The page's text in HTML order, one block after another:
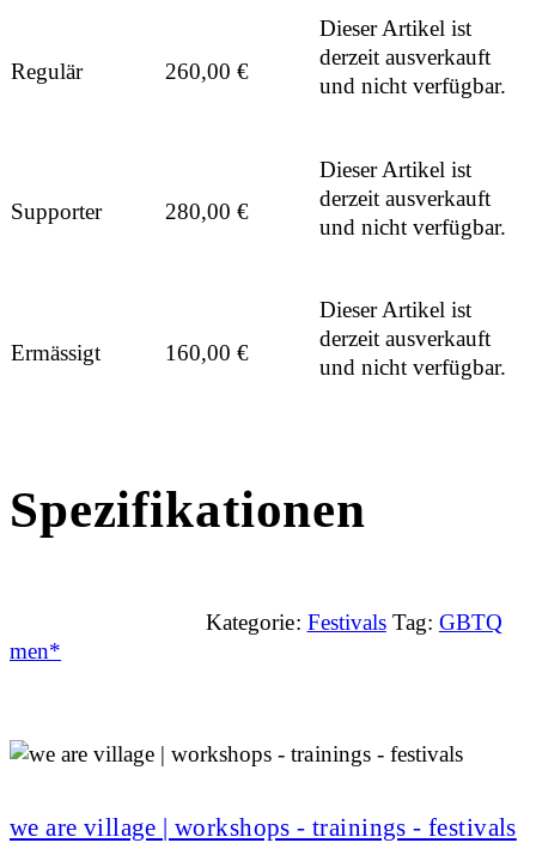
Regulär 260,00€
Dieser Artikel ist
derzeit ausverkauft
und nicht verfügbar.
Supporter 280,00€
Dieser Artikel ist
derzeit ausverkauft
und nicht verfügbar.
Ermässigt 160,00€
Dieser Artikel ist
derzeit ausverkauft
und nicht verfügbar.
Spezifikationen
Kategorie: Festivals Tag: GBTQ
men*
we are village | workshops - trainings - festivals